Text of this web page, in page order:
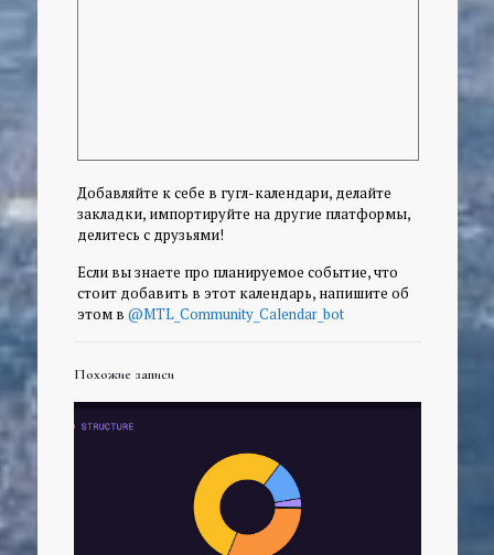
Добавляйте к себе в гугл-календари, делайте
закладки, импортируйте на другие платформы,
делитесь с друзьями!
Если вы знаете про планируемое событие, что
стоит добавить в этот календарь, напишите об
этом в @MTL_Community_Calendar_bot
Похожие записи